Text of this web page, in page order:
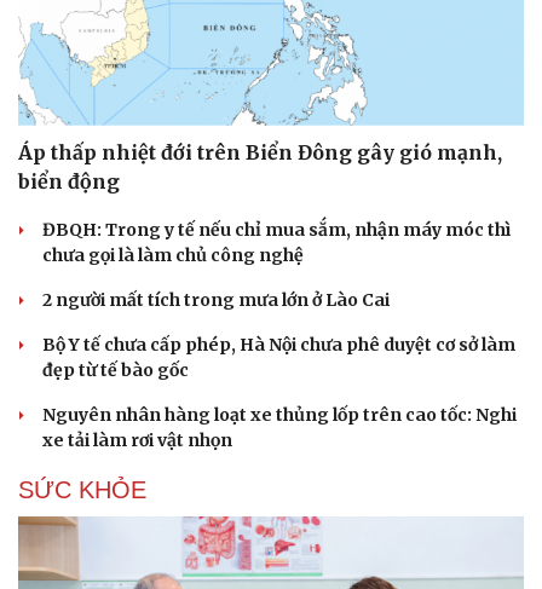
Áp thấp nhiệt đới trên Biển Đông gây gió mạnh,
biển động
ĐBQH: Trong y tế nếu chỉ mua sắm, nhận máy móc thì
chưa gọi là làm chủ công nghệ
2 người mất tích trong mưa lớn ở Lào Cai
Bộ Y tế chưa cấp phép, Hà Nội chưa phê duyệt cơ sở làm
đẹp từ tế bào gốc
Nguyên nhân hàng loạt xe thủng lốp trên cao tốc: Nghi
xe tải làm rơi vật nhọn
SỨC KHỎE